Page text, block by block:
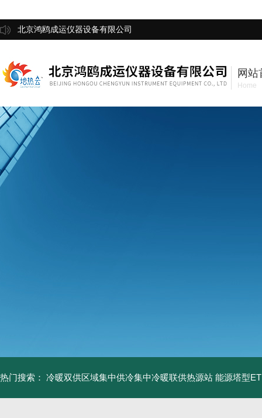
北京鸿鸥成运仪器设备有限公司
网站
Home
热门搜索： 冷暖双供区域集中供冷集中冷暖联供热源站 能源塔型